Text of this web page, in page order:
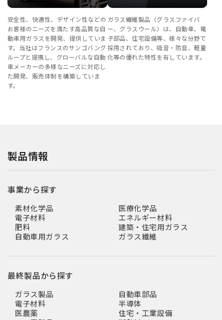
安全性、快適性、デザイン性などの
お客様のニーズを満たす高品質な自
動車用ガラスを開発、提供していま
す。当社はフランスのサンゴバング
ループと提携し、グローバルな自動
車メーカーの多様なニーズに対応し
た開発、販売体制を構築していま
す。
ガラス繊維製品（グラスファイバ
ー、グラスウール）は、自動車、電
子部品、住宅設備等、様々な分野で
採用されており、吸音・防音、軽量
化等の優れた特性を有しています。
製品情報
事業から探す
素材化学品
医療化学品
電子材料
エネルギー材料
肥料
建築・住宅用ガラス
自動車用ガラス
ガラス繊維
最終製品から探す
ガラス製品
自動車部品
電子材料
半導体
医農薬
住宅・工業設備